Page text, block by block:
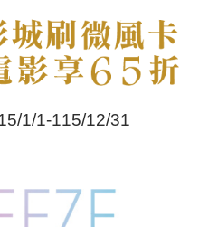
1/1-115/12/31